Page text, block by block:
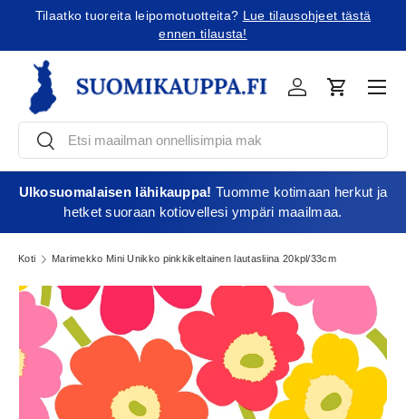
Tilaatko tuoreita leipomotuotteita? Lue tilausohjeet tästä
ennen tilausta!
EtsiEtsi
KirjauduOstoskori
Ulkosuomalaisen lähikauppa! Tuomme kotimaan herkut ja
hetket suoraan kotiovellesi ympäri maailmaa.
Koti Marimekko Mini Unikko pinkkikeltainen lautasliina 20kpl/33cm